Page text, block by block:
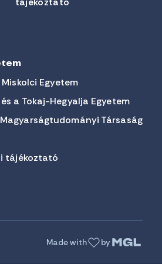
Egyetem
a Tokaj-Hegyalja Egyetem
Társaság
tájékoztató
Made with by